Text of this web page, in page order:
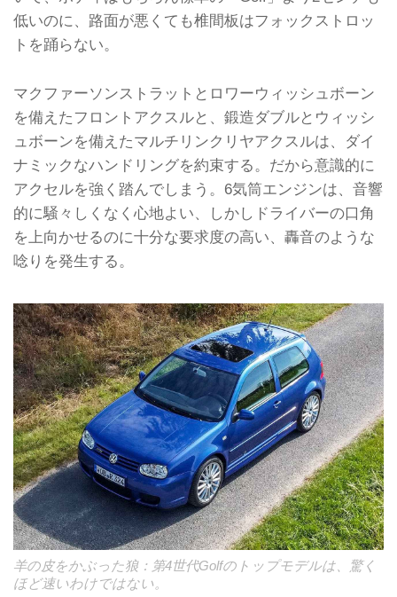
低いのに、路面が悪くても椎間板はフォックストロッ
トを踊らない。
マクファーソンストラットとロワーウィッシュボーン
を備えたフロントアクスルと、鍛造ダブルとウィッシ
ュボーンを備えたマルチリンクリヤアクスルは、ダイ
ナミックなハンドリングを約束する。だから意識的に
アクセルを強く踏んでしまう。6気筒エンジンは、音響
的に騒々しくなく心地よい、しかしドライバーの口角
を上向かせるのに十分な要求度の高い、轟音のような
唸りを発生する。
羊の皮をかぶった狼：第4世代Golfのトップモデルは、驚く
ほど速いわけではない。